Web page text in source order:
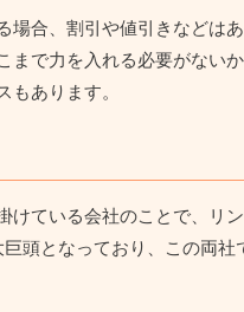
合、 割引や値引きなどは
まで力を入れる必要がない
あります。
けている会社のことで、リ
頭となっており、この両社